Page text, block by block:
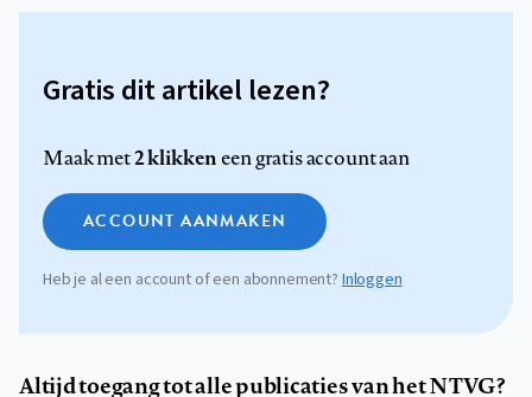
Gratis dit artikel lezen?
Maak met2 klikkeneen gratis account aan
ACCOUNT AANMAKEN
Heb je al een account of een abonnement? Inloggen
Altijd toegang tot alle publicaties van het NTVG?